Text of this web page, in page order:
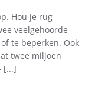
Hou je rug
veelgehoorde
te beperken. Ook
twee miljoen
[...]